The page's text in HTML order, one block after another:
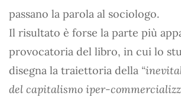
passano la parola al sociologo.
Il risultato è forse la parte più
provocatoria del libro, in cui lo
disegna la traiettoria della
del capitalismo iper-